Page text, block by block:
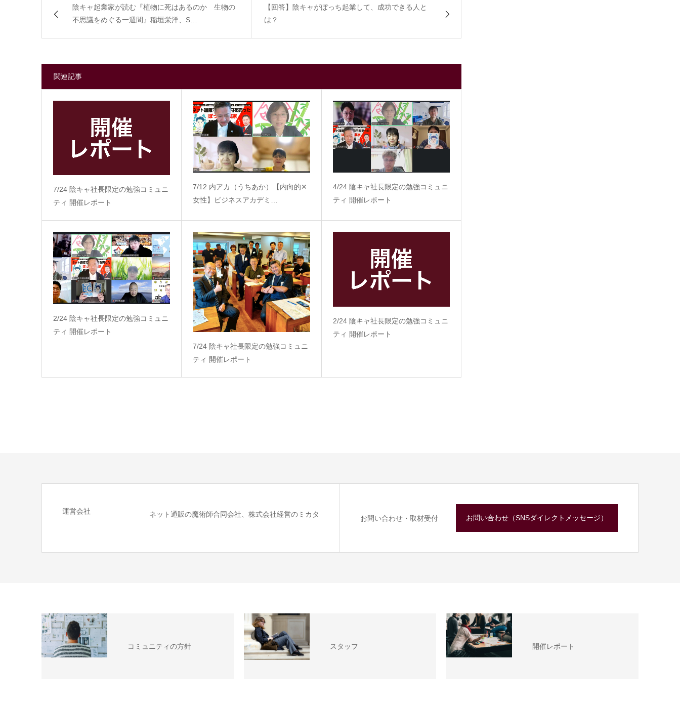
陰キャ起業家が読む『植物に死はあるのか 生物の
不思議をめぐる一週間』稲垣栄洋、S…
【回答】陰キャがぼっち起業して、成功できる人と
は？
関連記事
7/24 陰キャ社長限定の勉強コミュニ
ティ 開催レポート
7/12 内アカ（うちあか）【内向的✕
女性】ビジネスアカデミ…
4/24 陰キャ社長限定の勉強コミュニ
ティ 開催レポート
2/24 陰キャ社長限定の勉強コミュニ
ティ 開催レポート
7/24 陰キャ社長限定の勉強コミュニ
ティ 開催レポート
2/24 陰キャ社長限定の勉強コミュニ
ティ 開催レポート
運営会社 ネット通販の魔術師合同会社、株式会社経営のミカタ お問い合わせ・取材受付 お問い合わせ（SNSダイレクトメッセージ）
コミュニティの方針 スタッフ 開催レポート